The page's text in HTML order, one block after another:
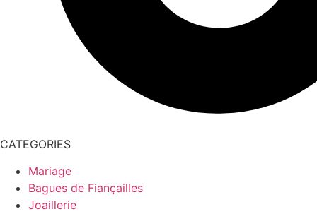
CATEGORIES
Mariage
Bagues de Fiançailles
Joaillerie